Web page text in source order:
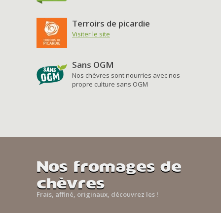
Terroirs de picardie
Visiter le site
Sans OGM
Nos chèvres sont nourries avec nos
propre culture sans OGM
Nos fromages de
chèvres
Frais, affiné, originaux, découvrez les !